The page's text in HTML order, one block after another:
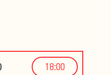
18:00